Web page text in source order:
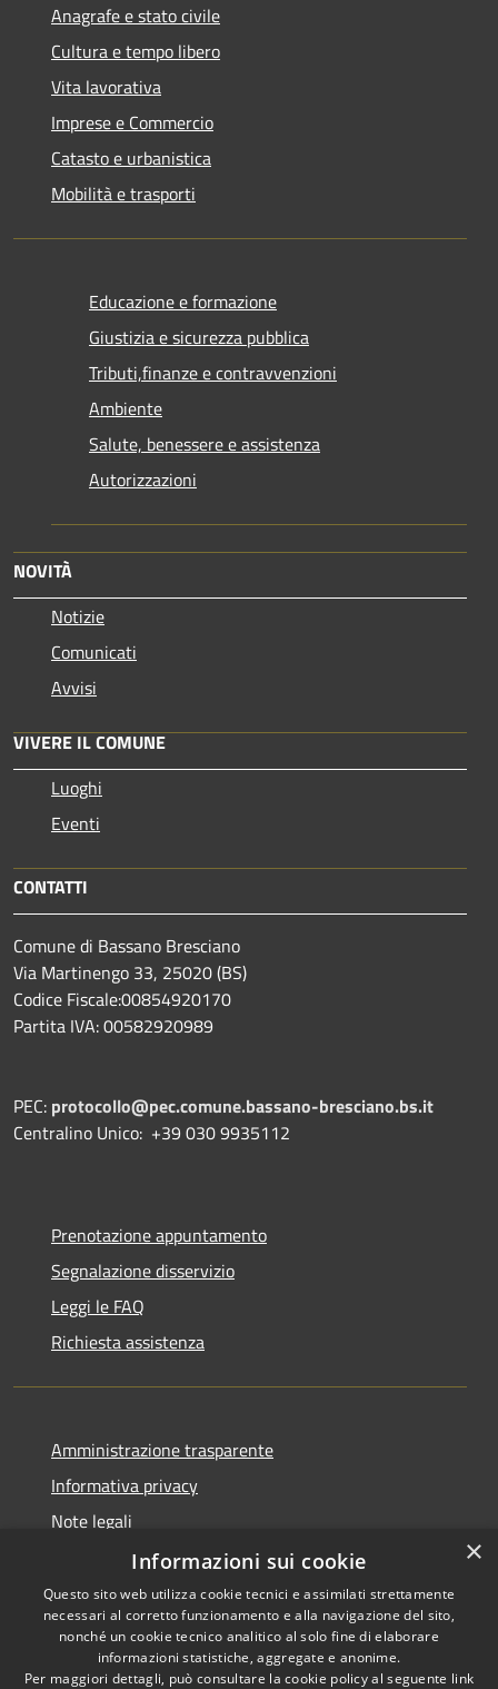
Anagrafe e stato civile
Cultura e tempo libero
Vita lavorativa
Imprese e Commercio
Catasto e urbanistica
Mobilità e trasporti
Educazione e formazione
Giustizia e sicurezza pubblica
Tributi,finanze e contravvenzioni
Ambiente
Salute, benessere e assistenza
Autorizzazioni
NOVITÀ
Notizie
Comunicati
Avvisi
VIVERE IL COMUNE
Luoghi
Eventi
CONTATTI
Comune di Bassano Bresciano
Via Martinengo 33, 25020 (BS)
Codice Fiscale:00854920170
Partita IVA: 00582920989
PEC: protocollo@pec.comune.bassano-bresciano.bs.it
Centralino Unico: +39 030 9935112
Prenotazione appuntamento
Segnalazione disservizio
Leggi le FAQ
Richiesta assistenza
Amministrazione trasparente
Informativa privacy
Note legali
Dichiarazione di accessibilità
RSS
Copyright © 2026 • Comune di
×
Informazioni sui cookie
Questo sito web utilizza cookie tecnici e assimilati strettamente
necessari al corretto funzionamento e alla navigazione del sito,
nonché un cookie tecnico analitico al solo fine di elaborare
informazioni statistiche, aggregate e anonime.
Per maggiori dettagli, può consultare la cookie policy al seguente link